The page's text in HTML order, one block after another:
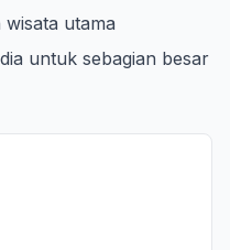
utama
untuk sebagian besar